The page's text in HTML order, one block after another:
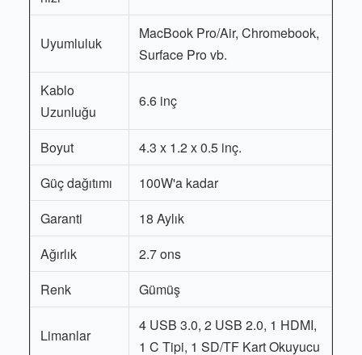
Uyumluluk
MacBook Pro/Air, Chromebook,
Surface Pro vb.
Kablo
Uzunluğu
6.6 inç
Boyut
4.3 x 1.2 x 0.5 inç.
Güç dağıtımı
100W'a kadar
Garanti
18 Aylık
Ağırlık
2.7 ons
Renk
Gümüş
Limanlar
4 USB 3.0, 2 USB 2.0, 1 HDMI,
1 C Tipi, 1 SD/TF Kart Okuyucu